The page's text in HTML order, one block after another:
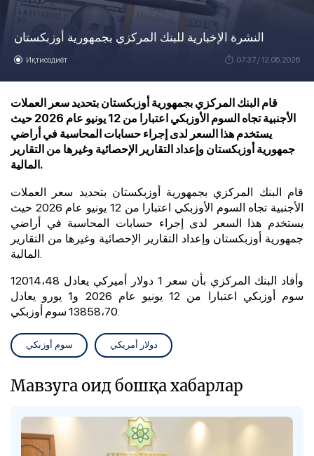
النشرة الإخبارية للبنك المركزي بجمهورية أوزبكستان
Иқтисодиёт 07:37 / 12.06.2026
قام البنك المركزي بجمهورية أوزبكستان بتحديد سعر العملات
الأجنبية تجاه السوم الأوزبكي اعتبارا من 12 يونيو عام 2026 حيث
يستخدم هذا السعر لدى إجراء حسابات المحاسبة في أراضي
جمهورية أوزبكستان وإعداد التقارير الإحصائية وغيرها من التقارير
المالية.
قام البنك المركزي بجمهورية أوزبكستان بتحديد سعر العملات
الأجنبية تجاه السوم الأوزبكي اعتبارا من 12 يونيو عام 2026 حيث
يستخدم هذا السعر لدى إجراء حسابات المحاسبة في أراضي
جمهورية أوزبكستان وإعداد التقارير الإحصائية وغيرها من التقارير
المالية.
وأفاد البنك المركزي بأن سعر 1 دولار أميركي يعادل 12014،48
سوم أوزبكي اعتبارا من 12 يونيو عام 2026 و1 يورو يعادل
13858،70 سوم أوزبكي.
سوم أوزبكي دولار أمريكي
Мавзуга оид бошқа хабарлар